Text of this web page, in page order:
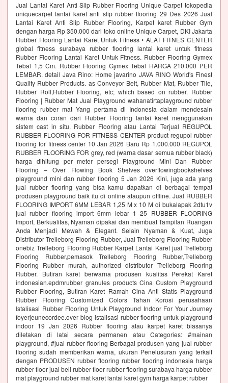
Jual Lantai Karet Anti Slip Rubber Flooring Unique Carpet tokopedia
uniquecarpet lantai karet anti slip rubber flooring 29 Des 2026 Jual
Lantai Karet Anti Slip Rubber Flooring, Karpet karet Rubber Gym
dengan harga Rp 350.000 dari toko online Unique Carpet, DKI Jakarta
Rubber Flooring Lantai Karet Untuk Fitness • ALAT FITNES CENTER
global fitness surabaya rubber flooring lantai karet untuk fitness
Rubber Flooring Lantai Karet Untuk Fitness. Rubber Flooring Gymex
Tebal 1,5 Cm. Rubber Flooring Gymex Tebal HARGA 210.000 PER
LEMBAR. detail Java Rino: Home javarino JAVA RINO World's Finest
Quality Rubber Products. as Conveyor Belt, Rubber Mat, Rubber Tile,
Rubber Roll,Rubber Flooring, etc; which based on rubber. Rubber
Flooring | Rubber Mat Jual Playground wahanatirtaplayground rubber
flooring rubber mat Yang pertama di Indonesia dalam mendesain
warna dan coran dari Rubber Flooring lantai karet menggunakan
sistem cast in situ. Rubber Flooring atau Lantai Terjual REGUPOL
RUBBER FLOORING FOR FITNESS CENTER product regupol rubber
flooring for fitness center 10 Jan 2026 Baru Rp 1.000.000 REGUPOL
RUBBER FLOORING FOR grey, red (warna dasar semua rubber black)
harga dihitung per meter persegi Playground Mini Dan Rubber
Flooring – Over Flowing Book Shelves overflowingbookshelves
playground mini dan rubber flooring 5 Jan 2026 Kini, juga ada yang
jual rubber flooring yang bisa kamu dapatkan di berbagai tempat
produsen playground baik itu di online ataupun offline. Jual RUBBER
FLOORING IMPORT 6MM LEBAR 1,25 M x 10 M di bukalapak 2dtu1v
jual rubber flooring import 6mm lebar 1 25 RUBBER FLOORING
Import, Berkualitas, Nyaman dipakai dan membuat Tampilan Ruangan
Anda Menjadi Mewah & Elegant. Selain Nyaman & Kuat, Juga
Distributor Trelleborg Flooring Rubber, Jual Trelleborg Flooring Rubber
onebiz Trelleborg Flooring Rubber Karpet Lantai Karet jual Trelleborg
Flooring Rubber,pemasok Trelleborg Flooring Rubber,Trelleborg
Flooring Rubber murah, authorized distributor Trelleborg Flooring
Rubber. Butiran karet berwarna produsen kualitas Perekat Karet
indonesian.epdmrubber granules products Cina Custom Playground
Rubber Flooring, Butiran Karet Ramah Cina Anti Statis Playground
Rubber Flooring Customized Colors Tahan Korosi perusahaan
Istalisasi Rubber Flooring Untuk Playground Indoor For Your Journey
foyerjeunecordee.over blog istalisasi rubber flooring untuk playground
indoor 19 Jan 2026 Rubber flooring atau karpet karet biasanya
diletakan di latai secara permanen atau Categories: #mainan
playground, #jual rubber flooring Berbagai produsen yang jual rubber
flooring sudah memberikan warna, ukuran Penelusuran yang terkait
dengan PRODUSEN rubber flooring rubber flooring indonesia harga
rubber floor jual beli rubber floor rubber flooring surabaya harga rubber
mat playground rubber mat karet lantai karet gym harga karpet rubber